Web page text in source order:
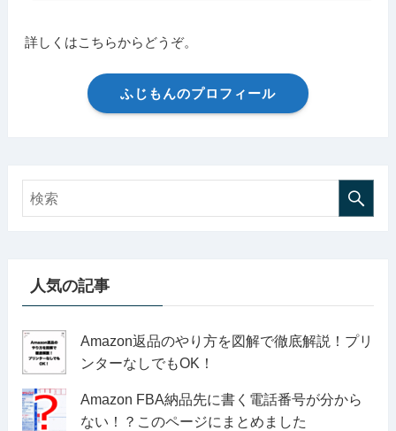
詳しくはこちらからどうぞ。
ふじもんのプロフィール
人気の記事
Amazon返品のやり方を図解で徹底解説！プリ
ンターなしでもOK！
Amazon FBA納品先に書く電話番号が分から
ない！？このページにまとめました